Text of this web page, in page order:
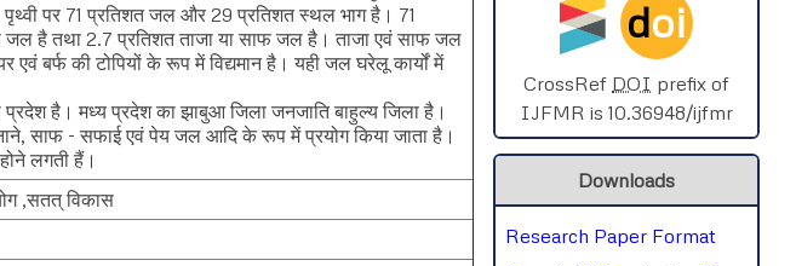
SPHERE-2025
AIMAR-2025
SVGASCA-2025
ICCE-2025
पर 71 प्रतिशत जल और 29 प्रतिशत स्थल भाग है। 71
है तथा 2.7 प्रतिशत ताजा या साफ जल है। ताजा एवं साफ जल
बर्फ की टोपियों के रूप में विद्यमान है। यही जल घरेलू कार्यों में
है। मध्य प्रदेश का झाबुआ जिला जनजाति बाहुल्य जिला है।
साफ - सफाई एवं पेय जल आदि के रूप में प्रयोग किया जाता है।
लगती हैं।
,सतत् विकास
doi
CrossRef DOI prefix of
IJFMR is 10.36948/ijfmr
Downloads
Research Paper Format